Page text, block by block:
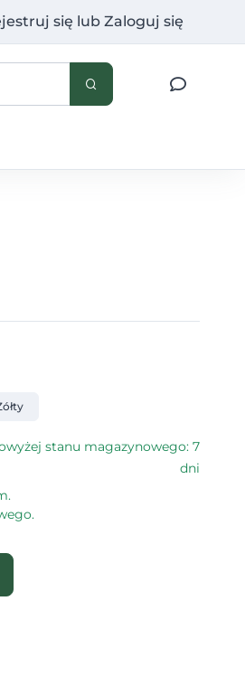
się lubZaloguj się
stanu magazynowego: 7
dni